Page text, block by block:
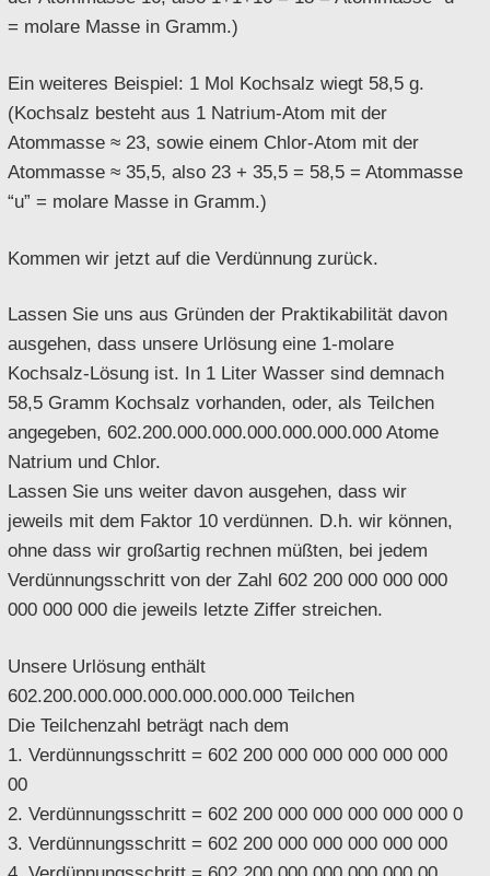
= molare Masse in Gramm.)
Ein weiteres Beispiel: 1 Mol Kochsalz wiegt 58,5 g.
(Kochsalz besteht aus 1 Natrium-Atom mit der
Atommasse ≈ 23, sowie einem Chlor-Atom mit der
Atommasse ≈ 35,5, also 23 + 35,5 = 58,5 = Atommasse
“u” = molare Masse in Gramm.)
Kommen wir jetzt auf die Verdünnung zurück.
Lassen Sie uns aus Gründen der Praktikabilität davon
ausgehen, dass unsere Urlösung eine 1-molare
Kochsalz-Lösung ist. In 1 Liter Wasser sind demnach
58,5 Gramm Kochsalz vorhanden, oder, als Teilchen
angegeben, 602.200.000.000.000.000.000.000 Atome
Natrium und Chlor.
Lassen Sie uns weiter davon ausgehen, dass wir
jeweils mit dem Faktor 10 verdünnen. D.h. wir können,
ohne dass wir großartig rechnen müßten, bei jedem
Verdünnungsschritt von der Zahl 602 200 000 000 000
000 000 000 die jeweils letzte Ziffer streichen.
Unsere Urlösung enthält
602.200.000.000.000.000.000.000 Teilchen
Die Teilchenzahl beträgt nach dem
1. Verdünnungsschritt = 602 200 000 000 000 000 000
00
2. Verdünnungsschritt = 602 200 000 000 000 000 000 0
3. Verdünnungsschritt = 602 200 000 000 000 000 000